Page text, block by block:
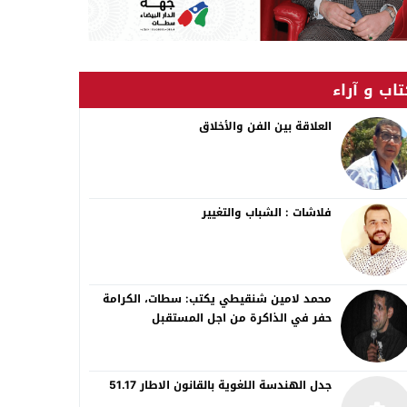
و آراء
العلاقة بين الفن والأخلاق
فلاشات : الشباب والتغيير
محمد لامين شنقيطي يكتب: سطات، الكرامة
حفر في الذاكرة من اجل المستقبل
جدل الهندسة اللغوية بالقانون الاطار 51.17